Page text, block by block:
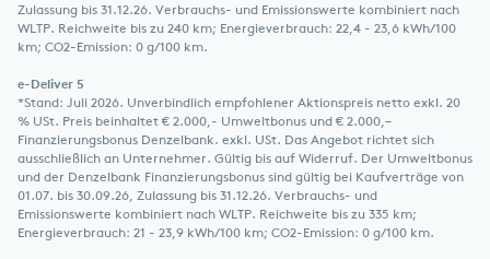
Zulassung bis 31.12.26. Verbrauchs- und Emissionswerte kombiniert nach
WLTP. Reichweite bis zu 240 km; Energieverbrauch: 22,4 - 23,6 kWh/100
km; CO2-Emission: 0 g/100 km.
e-Deliver 5
*Stand: Juli 2026. Unverbindlich empfohlener Aktionspreis netto exkl. 20
% USt. Preis beinhaltet € 2.000,- Umweltbonus und € 2.000,–
Finanzierungsbonus Denzelbank. exkl. USt. Das Angebot richtet sich
ausschließlich an Unternehmer. Gültig bis auf Widerruf. Der Umweltbonus
und der Denzelbank Finanzierungsbonus sind gültig bei Kaufverträge von
01.07. bis 30.09.26, Zulassung bis 31.12.26. Verbrauchs- und
Emissionswerte kombiniert nach WLTP. Reichweite bis zu 335 km;
Energieverbrauch: 21 - 23,9 kWh/100 km; CO2-Emission: 0 g/100 km.